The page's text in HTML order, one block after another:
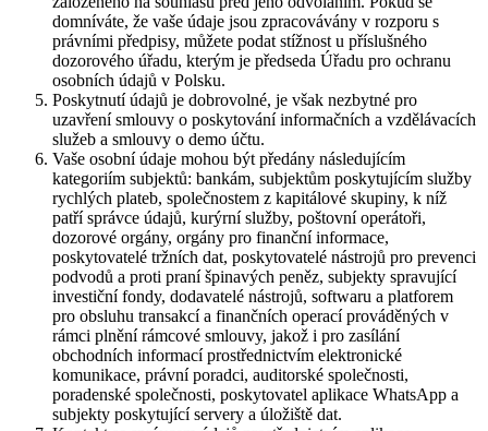
domníváte, že vaše údaje jsou zpracovávány v rozporu s
právními předpisy, můžete podat stížnost u příslušného
dozorového úřadu, kterým je předseda Úřadu pro ochranu
osobních údajů v Polsku.
Poskytnutí údajů je dobrovolné, je však nezbytné pro
uzavření smlouvy o poskytování informačních a vzdělávacích
služeb a smlouvy o demo účtu.
Vaše osobní údaje mohou být předány následujícím
kategoriím subjektů: bankám, subjektům poskytujícím služby
rychlých plateb, společnostem z kapitálové skupiny, k níž
patří správce údajů, kurýrní služby, poštovní operátoři,
dozorové orgány, orgány pro finanční informace,
poskytovatelé tržních dat, poskytovatelé nástrojů pro prevenci
podvodů a proti praní špinavých peněz, subjekty spravující
investiční fondy, dodavatelé nástrojů, softwaru a platforem
pro obsluhu transakcí a finančních operací prováděných v
rámci plnění rámcové smlouvy, jakož i pro zasílání
obchodních informací prostřednictvím elektronické
komunikace, právní poradci, auditorské společnosti,
poradenské společnosti, poskytovatel aplikace WhatsApp a
subjekty poskytující servery a úložiště dat.